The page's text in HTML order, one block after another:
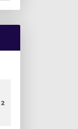
2